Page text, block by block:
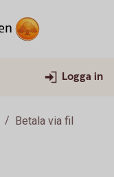
Logga in
Betala via fil